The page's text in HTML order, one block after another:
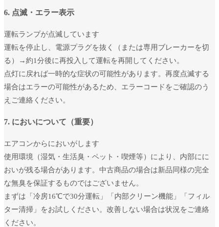
6. 点滅・エラー表示
運転ランプが点滅しています
運転を停止し、電源プラグを抜く（または専用ブレーカーを切
る）→約1分後に再投入して運転を再開してください。
点灯に戻れば一時的な症状の可能性があります。再度点滅する
場合はエラーの可能性があるため、エラーコードをご確認のう
えご連絡ください。
7. においについて（重要）
エアコンからにおいがします
使用環境（湿気・生活臭・ペット・喫煙等）により、内部にに
おいが残る場合があります。中古商品の場合は新品同様の完全
な無臭を保証するものではございません。
まずは「冷房16℃で30分運転」「内部クリーン機能」「フィル
ター清掃」をお試しください。改善しない場合は状況をご連絡
ください。
ユーザー名またはメールアドレス
パスワードをお忘れですか ?